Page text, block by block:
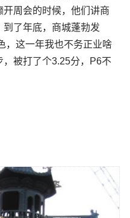
周会的时候，他们讲商
了年底，商城蓬勃发
，这一年我也不务正业啥
被打了个3.25分，P6不